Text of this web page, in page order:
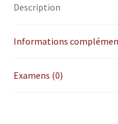
Description
Informations
Examens (0)